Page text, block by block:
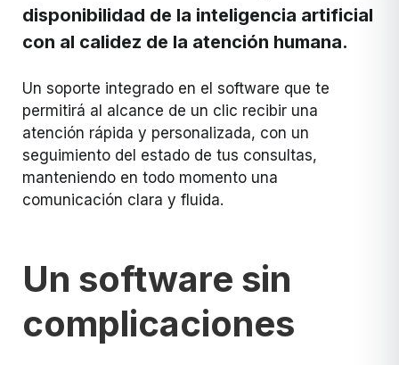
disponibilidad de la inteligencia artificial
con al calidez de la atención humana.
Un soporte integrado en el software que te
permitirá al alcance de un clic recibir una
atención rápida y personalizada, con un
seguimiento del estado de tus consultas,
manteniendo en todo momento una
comunicación clara y fluida.
Un software sin
complicaciones